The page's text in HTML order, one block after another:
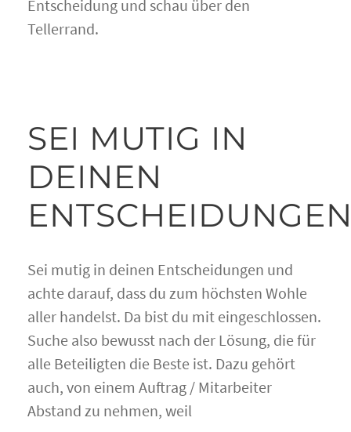
Entscheidung und schau über den
Tellerrand.
SEI MUTIG IN
DEINEN
Sei mutig in deinen Entscheidungen und
achte darauf, dass du zum höchsten Wohle
aller handelst. Da bist du mit eingeschlossen.
Suche also bewusst nach der Lösung, die für
alle Beteiligten die Beste ist. Dazu gehört
auch, von einem Auftrag / Mitarbeiter
Abstand zu nehmen, weil